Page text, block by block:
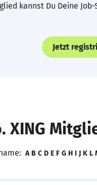
kannst Du Deine
Jetzt
XING
A B C D E F G H I J K L